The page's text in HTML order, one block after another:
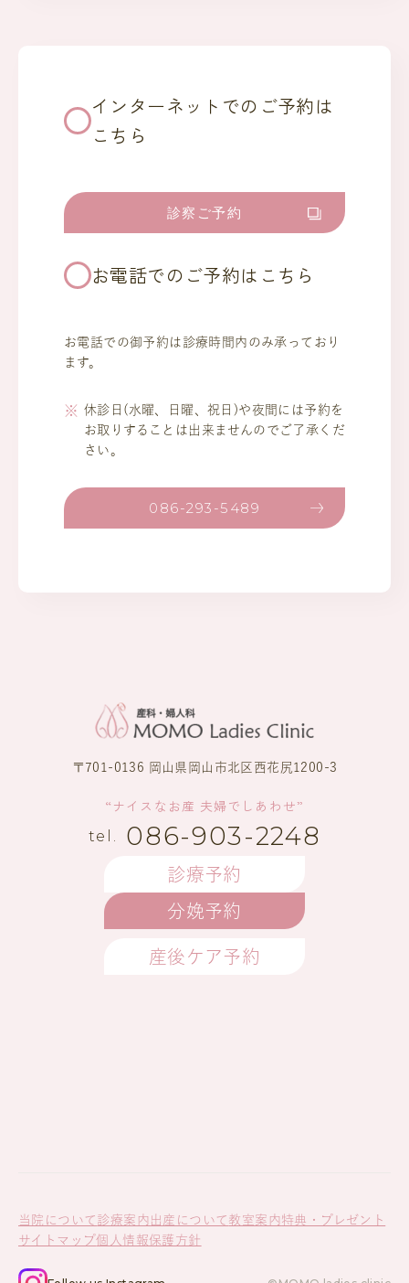
インターネットでのご予約は
こちら
診察ご予約
お電話でのご予約はこちら
お電話での御予約は診療時間内のみ承っており
ます。
休診日(水曜、日曜、祝日)や夜間には予約を
お取りすることは出来ませんのでご了承くだ
さい。
086-293-5489
〒701-0136 岡山県岡山市北区西花尻1200-3
“ナイスなお産 夫婦でしあわせ”
086-903-2248
診療予約
分娩予約
産後ケア予約
当院について 診療案内 出産について 教室案内特典・プレゼント
サイトマップ個人情報保護方針